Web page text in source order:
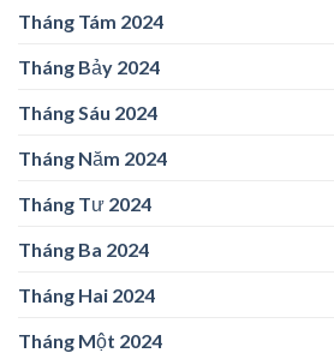
Tháng Tám 2024
Tháng Bảy 2024
Tháng Sáu 2024
Tháng Năm 2024
Tháng Tư 2024
Tháng Ba 2024
Tháng Hai 2024
Tháng Một 2024